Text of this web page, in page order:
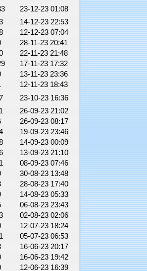
23-12-23 01:08
14-12-23 22:53
12-12-23 07:04
28-11-23 20:41
22-11-23 21:48
17-11-23 17:32
13-11-23 23:36
12-11-23 18:43
23-10-23 16:36
26-09-23 21:02
26-09-23 08:17
19-09-23 23:46
14-09-23 00:09
13-09-23 21:10
08-09-23 07:46
30-08-23 13:48
28-08-23 17:40
14-08-23 05:33
06-08-23 23:43
02-08-23 02:06
12-07-23 18:24
05-07-23 06:53
16-06-23 20:17
16-06-23 19:42
12-06-23 16:39